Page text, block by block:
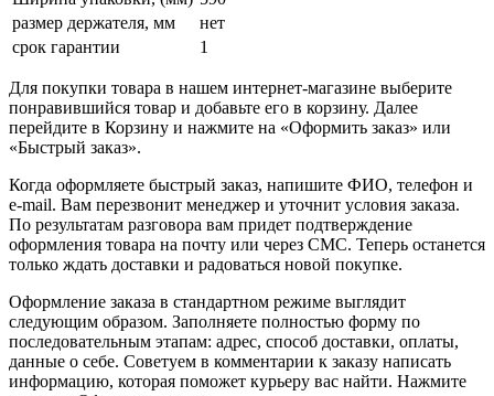
размер держателя, мм
нет
срок гарантии
1
Для покупки товара в нашем интернет-магазине выберите
понравившийся товар и добавьте его в корзину. Далее
перейдите в Корзину и нажмите на «Оформить заказ» или
«Быстрый заказ».
Когда оформляете быстрый заказ, напишите ФИО, телефон и
e-mail. Вам перезвонит менеджер и уточнит условия заказа.
По результатам разговора вам придет подтверждение
оформления товара на почту или через СМС. Теперь останется
только ждать доставки и радоваться новой покупке.
Оформление заказа в стандартном режиме выглядит
следующим образом. Заполняете полностью форму по
последовательным этапам: адрес, способ доставки, оплаты,
данные о себе. Советуем в комментарии к заказу написать
информацию, которая поможет курьеру вас найти. Нажмите